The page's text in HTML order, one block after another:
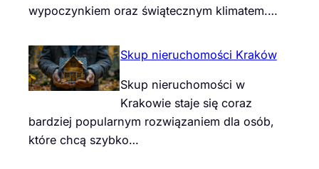
wypoczynkiem oraz świątecznym klimatem.…
Skup nieruchomości Kraków
Skup nieruchomości w
Krakowie staje się coraz
bardziej popularnym rozwiązaniem dla osób,
które chcą szybko…